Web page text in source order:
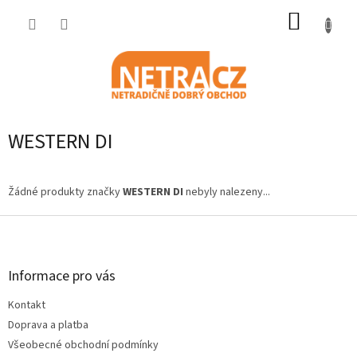
WESTERN DI
Žádné produkty značkyWESTERN DI nebyly nalezeny...
Z
Informace pro vás
Kontakt
Doprava a platba
Všeobecné obchodní podmínky